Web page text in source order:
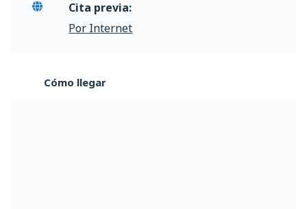
Cita previa:
Por Internet
Cómo llegar